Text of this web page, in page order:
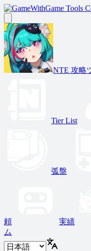
Game Tools
NTE 攻略
Tier List
弧盤
頼 実績
ム